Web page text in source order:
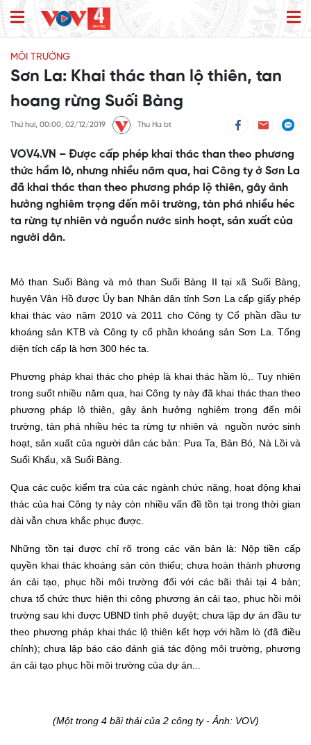
MÔI TRƯỜNG
Sơn La: Khai thác than lộ thiên, tan
hoang rừng Suối Bàng
Thứ hai, 00:00, 02/12/2019 Thu Ha bt
VOV4.VN – Được cấp phép khai thác than theo phương
thức hầm lò, nhưng nhiều năm qua, hai Công ty ở Sơn La
đã khai thác than theo phương pháp lộ thiên, gây ảnh
hưởng nghiêm trọng đến môi trường, tàn phá nhiều héc
ta rừng tự nhiên và nguồn nước sinh hoạt, sản xuất của
người dân.
Mỏ than Suối Bàng và mỏ than Suối Bàng II tại xã Suối Bàng,
huyện Vân Hồ được Ủy ban Nhân dân tỉnh Sơn La cấp giấy phép
khai thác vào năm 2010 và 2011 cho Công ty Cổ phần đầu tư
khoáng sản KTB và Công ty cổ phần khoáng sản Sơn La. Tổng
diện tích cấp là hơn 300 héc ta.
Phương pháp khai thác cho phép là khai thác hầm lò,. Tuy nhiên
trong suốt nhiều năm qua, hai Công ty này đã khai thác than theo
phương pháp lộ thiên, gây ảnh hưởng nghiêm trọng đến môi
trường, tàn phá nhiều héc ta rừng tự nhiên và nguồn nước sinh
hoạt, sản xuất của người dân các bản: Pưa Ta, Bản Bó, Nà Lồi và
Suối Khẩu, xã Suối Bàng.
Qua các cuộc kiểm tra của các ngành chức năng, hoạt động khai
thác của hai Công ty này còn nhiều vấn đề tồn tại trong thời gian
dài vẫn chưa khắc phục được.
Những tồn tại được chỉ rõ trong các văn bản là: Nộp tiền cấp
quyền khai thác khoáng sản còn thiếu; chưa hoàn thành phương
án cải tạo, phục hồi môi trường đối với các bãi thải tại 4 bản;
chưa tổ chức thực hiện thi công phương án cải tạo, phục hồi môi
trường sau khi được UBND tỉnh phê duyệt; chưa lập dự án đầu tư
theo phương pháp khai thác lộ thiên kết hợp với hầm lò (đã điều
chỉnh); chưa lập báo cáo đánh giá tác động môi trường, phương
án cải tạo phục hồi môi trường của dự án...
(Một trong 4 bãi thải của 2 công ty - Ảnh: VOV)